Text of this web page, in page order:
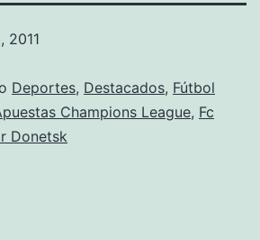
2011
Deportes, Destacados, Fútbol
Champions League, Fc
Donetsk